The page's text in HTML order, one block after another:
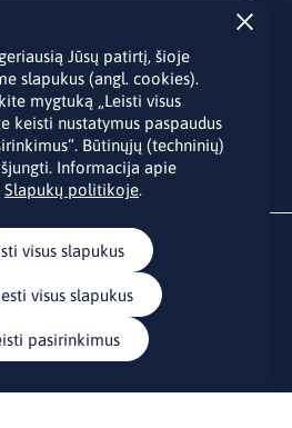
Jūs sutinkate su Jūsų
pateiktu “Privatumo politikoje
Jūsų patirtį, šioje
slapukus (angl. cookies).
mygtuką „Leisti visus
keisti nustatymus paspaudus
Būtinųjų (techninių)
Informacija apie
Slapukų politikoje.
visus slapukus
visus slapukus
pasirinkimus